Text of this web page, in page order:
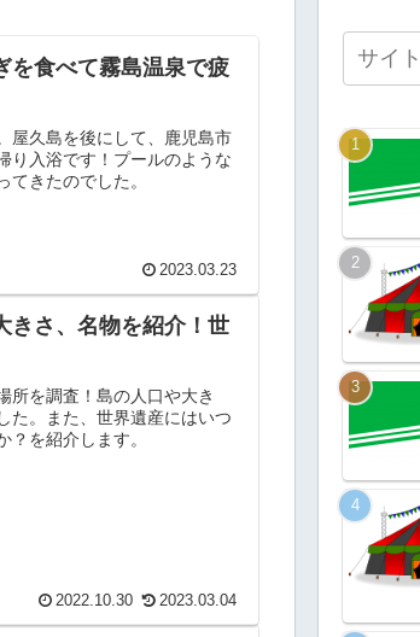
食べて霧島温泉で疲
屋久島を後にして、鹿児島市
り入浴です！プールのような
きたのでした。
2023.03.23
きさ、名物を紹介！世
所を調査！島の人口や大き
た。また、世界遺産にはいつ
を紹介します。
2022.10.30 2023.03.04